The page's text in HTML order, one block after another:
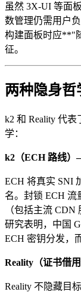
虽然 3X-UI 等面
数管理仍需用户
构建面板时应**"
征。
两种隐身哲
k2 和 Reality 代
学：
k2（ECH 路线
ECH 将真实 SNI
名。封锁 ECH 流
（包括主流
研究表明，中国
ECH 密钥分发，
Reality（证书借
Reality 不隐藏目